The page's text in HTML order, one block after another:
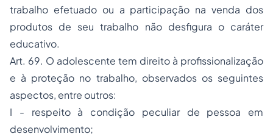
trabalho efetuado ou a participação na venda dos
produtos de seu trabalho não desfigura o caráter
educativo.
Art. 69. O adolescente tem direito à profissionalização
e à proteção no trabalho, observados os seguintes
aspectos, entre outros:
I - respeito à condição peculiar de pessoa em
desenvolvimento;